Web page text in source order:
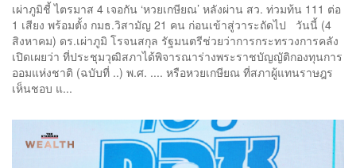
เผ่าภูมิชี้ ไตรมาส 4 เจอกัน ‘หวยเกษียณ’ หลังผ่าน สว. ท่วมท้น 111 ต่อ
1 เสียง พร้อมตั้ง กมธ.วิสามัญ 21 คน ก่อนเข้าสู่วาระถัดไป วันนี้ (4
สิงหาคม) ดร.เผ่าภูมิ โรจนสกุล รัฐมนตรีช่วยว่าการกระทรวงการคลัง
เปิดเผยว่า ที่ประชุมวุฒิสภาได้พิจารณาร่างพระราชบัญญัติกองทุนการ
ออมแห่งชาติ (ฉบับที่ ..) พ.ศ. .... หรือหวยเกษียณ ที่สภาผู้แทนราษฎร
เห็นชอบ แ...